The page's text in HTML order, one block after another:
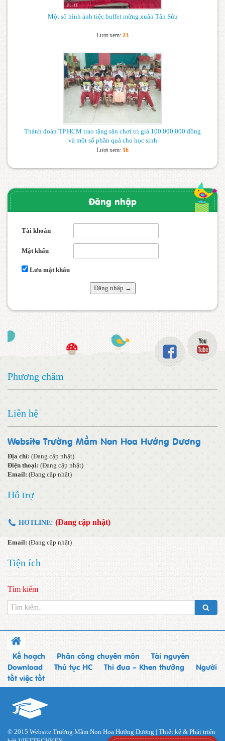
Một số hình ảnh tiệc buffet mừng xuân Tân Sửu
Lượt xem: 23
Thành đoàn TP.HCM trao tặng sân chơi trị giá 100.000.000 đồng
và một số phần quà cho học sinh
Lượt xem: 16
Đăng nhập
Tài khoản
Mật khẩu
Lưu mật khẩu
Phương châm
Liên hệ
Website Trường Mầm Non Hoa Hướng Dương
Địa chỉ: (Đang cập nhật)
Điện thoại: (Đang cập nhật)
Email: (Đang cập nhật)
Hỗ trợ
HOTLINE: (Đang cập nhật)
Email: (Đang cập nhật)
Tiện ích
Tìm kiếm
Kế hoạch Phân công chuyên môn
Tài nguyên
Download
Thủ tục HC Thi đua – Khen thưởng
Người
tốt việc tốt
© 2015 Website Trường Mầm Non Hoa Hướng Dương | Thiết kế & Phát triển